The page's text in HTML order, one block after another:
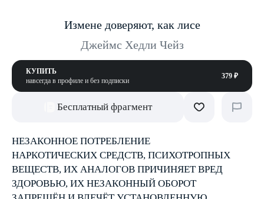
Измене доверяют, как лисе
Джеймс Хедли Чейз
КУПИТЬ
навсегда в профиле и без подписки
379 ₽
Бесплатный фрагмент
НЕЗАКОННОЕ ПОТРЕБЛЕНИЕ
НАРКОТИЧЕСКИХ СРЕДСТВ, ПСИХОТРОПНЫХ
ВЕЩЕСТВ, ИХ АНАЛОГОВ ПРИЧИНЯЕТ ВРЕД
ЗДОРОВЬЮ, ИХ НЕЗАКОННЫЙ ОБОРОТ